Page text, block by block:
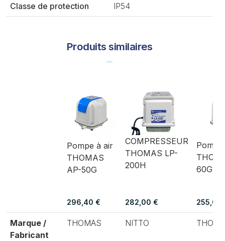
Classe de protection IP54
Produits similaires
Pompe à air
THOMAS
AP-50G
296,40 €
COMPRESSEUR
THOMAS LP-
200H
282,00 €
60G
255,00
Marque /
Fabricant
THOMAS NITTO